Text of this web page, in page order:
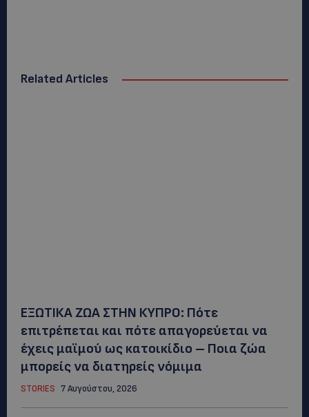
Related Articles
ΕΞΩΤΙΚΑ ΖΩΑ ΣΤΗΝ ΚΥΠΡΟ: Πότε
επιτρέπεται και πότε απαγορεύεται να
έχεις μαϊμού ως κατοικίδιο – Ποια ζώα
μπορείς να διατηρείς νόμιμα
STORIES 7 Αυγούστου, 2026